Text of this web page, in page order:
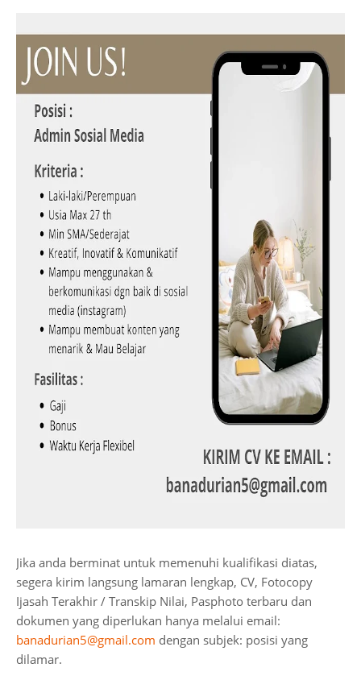
Jika anda berminat untuk memenuhi kualifikasi diatas,
segera kirim langsung lamaran lengkap, CV, Fotocopy
Ijasah Terakhir / Transkip Nilai, Pasphoto terbaru dan
dokumen yang diperlukan hanya melalui email:
banadurian5@gmail.com dengan subjek: posisi yang
dilamar.